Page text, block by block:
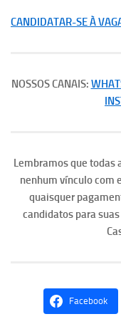
CANDIDATAR-SE À
NOSSOS CANAIS:
Lembramos que todas
nenhum vínculo com
quaisquer
candidatos para
Facebook